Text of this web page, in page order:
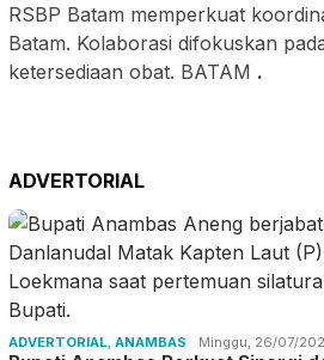
RSBP Batam memperkuat
Batam. Kolaborasi difokuskan
ketersediaan obat. BATAM .
ADVERTORIAL
ADVERTORIAL ANAMBAS Minggu, 26/07/